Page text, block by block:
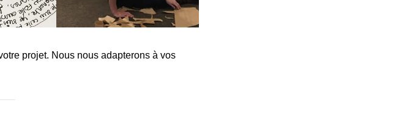
projet. Nous nous adapterons à vos